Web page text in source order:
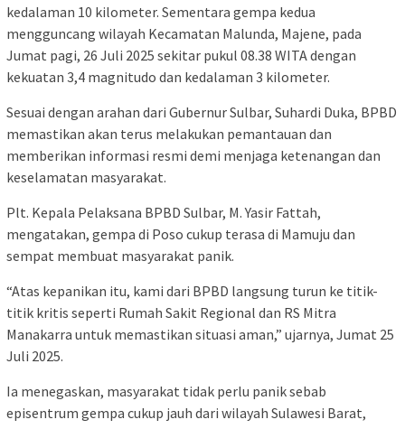
kedalaman 10 kilometer. Sementara gempa kedua
mengguncang wilayah Kecamatan Malunda, Majene, pada
Jumat pagi, 26 Juli 2025 sekitar pukul 08.38 WITA dengan
kekuatan 3,4 magnitudo dan kedalaman 3 kilometer.
Sesuai dengan arahan dari Gubernur Sulbar, Suhardi Duka, BPBD
memastikan akan terus melakukan pemantauan dan
memberikan informasi resmi demi menjaga ketenangan dan
keselamatan masyarakat.
Plt. Kepala Pelaksana BPBD Sulbar, M. Yasir Fattah,
mengatakan, gempa di Poso cukup terasa di Mamuju dan
sempat membuat masyarakat panik.
“Atas kepanikan itu, kami dari BPBD langsung turun ke titik-
titik kritis seperti Rumah Sakit Regional dan RS Mitra
Manakarra untuk memastikan situasi aman,” ujarnya, Jumat 25
Juli 2025.
Ia menegaskan, masyarakat tidak perlu panik sebab
episentrum gempa cukup jauh dari wilayah Sulawesi Barat,